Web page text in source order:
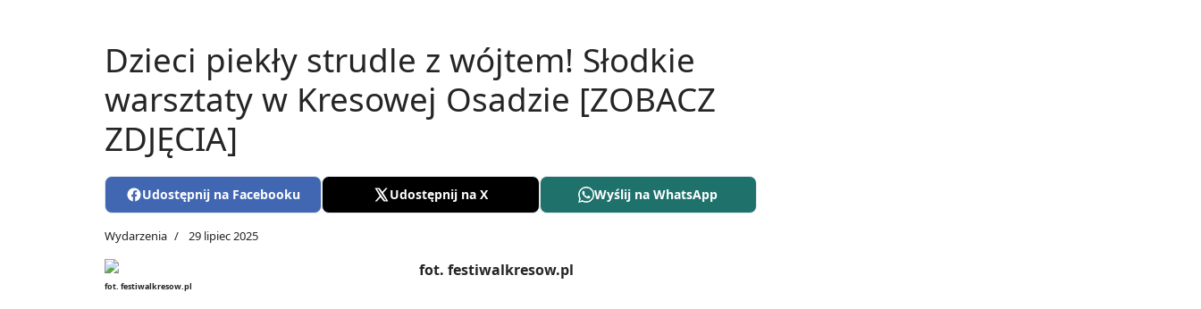
Dzieci piekły strudle z wójtem! Słodkie
warsztaty w Kresowej Osadzie [ZOBACZ
ZDJĘCIA]
Udostępnij na Facebooku Udostępnij na X Wyślij na WhatsApp
Wydarzenia 29 lipiec 2025
fot. festiwalkresow.pl